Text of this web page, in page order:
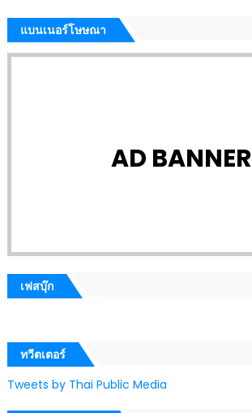
แบนเนอร์โษษณา
AD BANNER
เฟสบุ๊ก
ทวีตเตอร์
Tweets by Thai Public Media